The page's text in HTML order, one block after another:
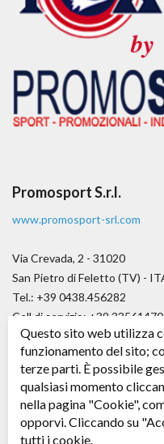
Promosport S.r.l.
www.promosport-srl.com
Via Crevada, 2 - 31020
San Pietro di Feletto (TV) -
Tel.: +39 0438.456282
Cell di servizio:
Fax.: +39.0438.656979
E-mail:angelo@promosport-
Cap. soc. € 50.000,00 i.v.
C.F. / P. IVA: 04361530266 -
Questo sito web utilizza
funzionamento del sito;
terze parti. È possibile
qualsiasi momento
nella pagina "Cookie",
opporvi. Cliccando su
tutti i cookie.